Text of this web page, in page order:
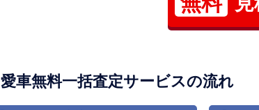
愛車無料一括査定サービスの流れ